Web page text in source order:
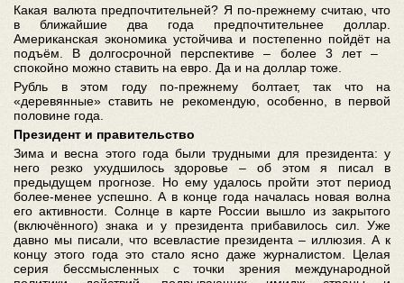
Какая валюта предпочтительней? Я по-прежнему считаю, что
в ближайшие два года предпочтительнее доллар.
Американская экономика устойчива и постепенно пойдёт на
подъём. В долгосрочной перспективе – более 3 лет –
спокойно можно ставить на евро. Да и на доллар тоже.
Рубль в этом году по-прежнему болтает, так что на
«деревянные» ставить не рекомендую, особенно, в первой
половине года.
Президент и правительство
Зима и весна этого года были трудными для президента: у
него резко ухудшилось здоровье – об этом я писал в
предыдущем прогнозе. Но ему удалось пройти этот период
более-менее успешно. А в конце года началась новая волна
его активности. Солнце в карте России вышло из закрытого
(включённого) знака и у президента прибавилось сил. Уже
давно мы писали, что всевластие президента – иллюзия. А к
концу этого года это стало ясно даже журналистом. Целая
серия бессмысленных с точки зрения международной